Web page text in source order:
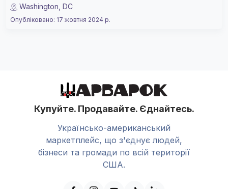
Washington, DC
Опубліковано: 17 жовтня 2024 р.
Купуйте. Продавайте. Єднайтесь.
Українсько-американський
маркетплейс, що з'єднує людей,
бізнеси та громади по всій території
США.